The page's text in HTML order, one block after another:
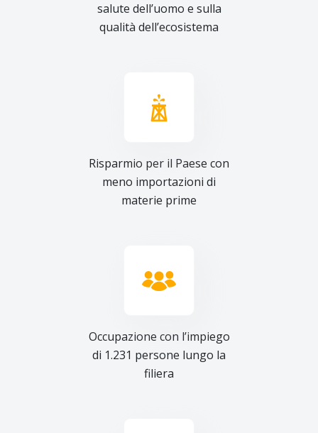
salute dell’uomo e sulla
qualità dell’ecosistema
Risparmio per il Paese con
meno importazioni di
materie prime
Occupazione con l’impiego
di 1.231 persone lungo la
filiera